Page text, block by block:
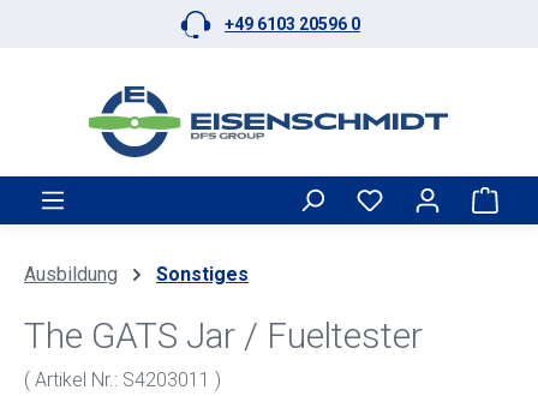
Zum Hauptinhalt springen+49 6103 20596 0
Ausbildung Sonstiges
The GATS Jar / Fueltester
( Artikel Nr.: S4203011 )